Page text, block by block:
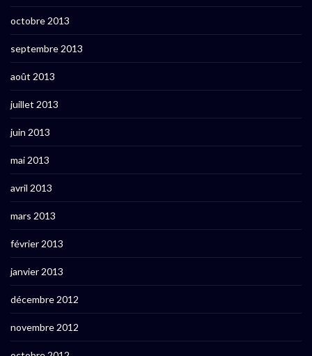
octobre 2013
septembre 2013
août 2013
juillet 2013
juin 2013
mai 2013
avril 2013
mars 2013
février 2013
janvier 2013
décembre 2012
novembre 2012